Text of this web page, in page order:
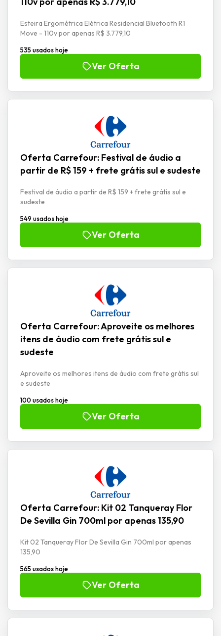
Esteira Ergométrica Elétrica Residencial Bluetooth R1
Move - 110v por apenas R$ 3.779,10
535 usados hoje
Ver Oferta
Oferta Carrefour: Festival de áudio a
partir de R$ 159 + frete grátis sul e sudeste
Festival de áudio a partir de R$ 159 + frete grátis sul e
sudeste
549 usados hoje
Ver Oferta
Oferta Carrefour: Aproveite os melhores
itens de áudio com frete grátis sul e
sudeste
Aproveite os melhores itens de áudio com frete grátis sul
e sudeste
100 usados hoje
Ver Oferta
Oferta Carrefour: Kit 02 Tanqueray Flor
De Sevilla Gin 700ml por apenas 135,90
Kit 02 Tanqueray Flor De Sevilla Gin 700ml por apenas
135,90
565 usados hoje
Ver Oferta